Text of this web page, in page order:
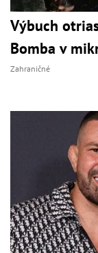
Výbuch
Bomba v
Zahraničné